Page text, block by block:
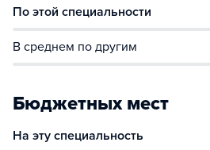
По этой специальности
В среднем по другим
Бюджетных мест
На эту специальность